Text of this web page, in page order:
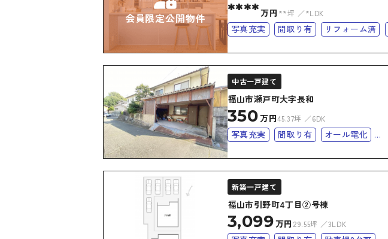
会員限定公開物件 ****万円 **坪 *LDK
写真充実 間取り有 リフォーム済
中古一戸建て
福山市瀬戸町大字長和
350万円45.37坪 6DK
写真充実 間取り有
オール電化
新築一戸建て
福山市引野町4丁目②号棟
3,099万円 29.55坪 3LDK